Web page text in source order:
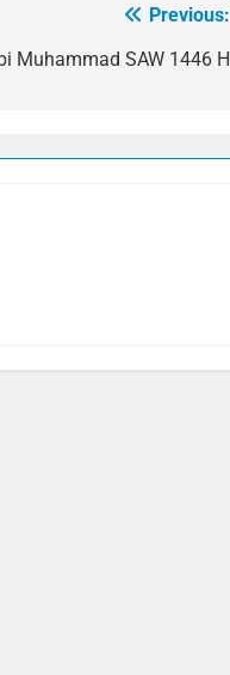
Previous:
Muhammad SAW 1446 H